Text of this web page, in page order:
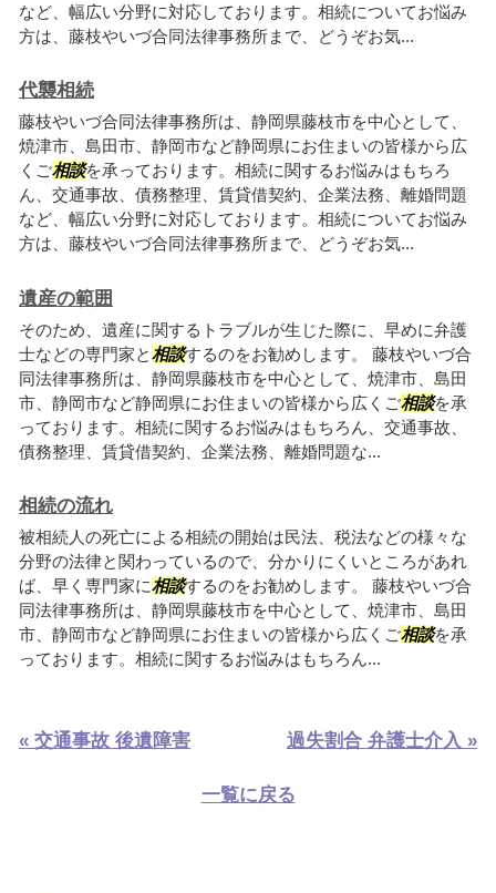
など、幅広い分野に対応しております。相続についてお悩み
方は、藤枝やいづ合同法律事務所まで、どうぞお気...
代襲相続
藤枝やいづ合同法律事務所は、静岡県藤枝市を中心として、
焼津市、島田市、静岡市など静岡県にお住まいの皆様から広
くご相談を承っております。相続に関するお悩みはもちろ
ん、交通事故、債務整理、賃貸借契約、企業法務、離婚問題
など、幅広い分野に対応しております。相続についてお悩み
方は、藤枝やいづ合同法律事務所まで、どうぞお気...
遺産の範囲
そのため、遺産に関するトラブルが生じた際に、早めに弁護
士などの専門家と相談するのをお勧めします。 藤枝やいづ合
同法律事務所は、静岡県藤枝市を中心として、焼津市、島田
市、静岡市など静岡県にお住まいの皆様から広くご相談を承
っております。相続に関するお悩みはもちろん、交通事故、
債務整理、賃貸借契約、企業法務、離婚問題な...
相続の流れ
被相続人の死亡による相続の開始は民法、税法などの様々な
分野の法律と関わっているので、分かりにくいところがあれ
ば、早く専門家に相談するのをお勧めします。 藤枝やいづ合
同法律事務所は、静岡県藤枝市を中心として、焼津市、島田
市、静岡市など静岡県にお住まいの皆様から広くご相談を承
っております。相続に関するお悩みはもちろん...
« 交通事故 後遺障害 過失割合 弁護士介入 »
一覧に戻る